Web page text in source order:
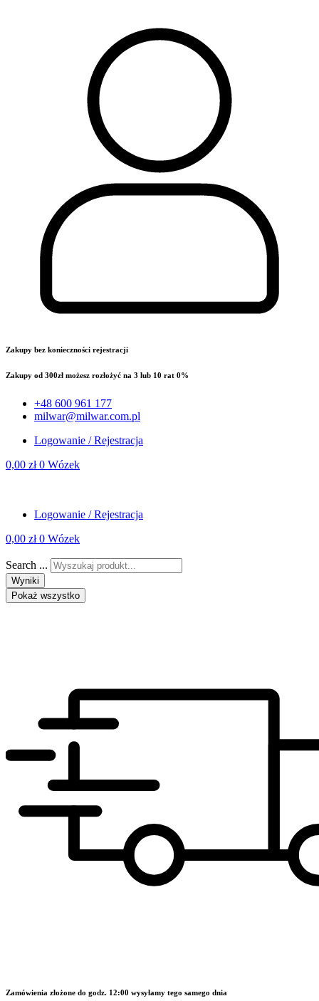
Zakupy bez konieczności rejestracji
Zakupy od 300zł możesz rozłożyć na 3 lub 10 rat 0%
+48 600 961 177
milwar@milwar.com.pl
Logowanie / Rejestracja
0,00 zł 0 Wózek
Logowanie / Rejestracja
0,00 zł 0 Wózek
Search ...
Wyniki
Pokaż wszystko
Zamówienia złożone do godz. 12:00 wysyłamy tego samego dnia